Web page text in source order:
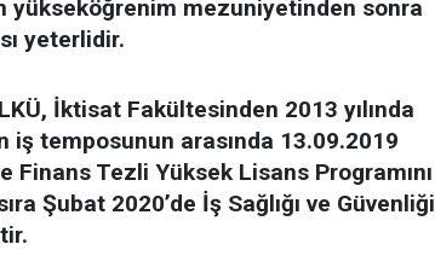
yükseköğrenim mezuniyetinden sonra
yeterlidir.
İktisat Fakültesinden 2013 yılında
iş temposunun arasında 13.09.2019
Finans Tezli Yüksek Lisans Programını
Şubat 2020’de İş Sağlığı ve Güvenliği